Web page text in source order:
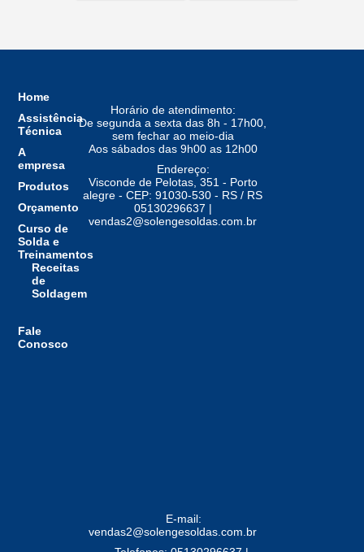
Home
Assistência
Técnica
A
empresa
Produtos
Orçamento
Curso de
Solda e
Treinamentos
Receitas
de
Soldagem
Fale
Conosco
Horário de atendimento:
De segunda a sexta das 8h - 17h00,
sem fechar ao meio-dia
Aos sábados das 9h00 as 12h00
Endereço:
Visconde de Pelotas, 351 - Porto
alegre - CEP: 91030-530 - RS / RS
05130296637 |
vendas2@solengesoldas.com.br
E-mail:
vendas2@solengesoldas.com.br